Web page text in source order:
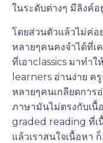
ในระดับต่างๆ มีลิงค์อ
โดยส่วนตัวแล้วไม่ค่อ
หลายๆคนคงจำได้ที่เ
ที่เอาclassics มาทำ
learners อ่านง่าย ค
หลายๆคนเกลียดการ
ภาษามันไม่ตรงกับเนื้
graded reading ที่เ
แล้วเราสนใจเนื้อหา